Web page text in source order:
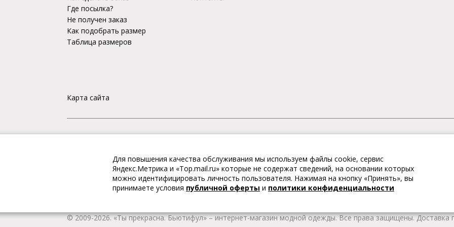
Где посылка?
Не получен заказ
Как подобрать размер
Таблица размеров
Карта сайта
Интернет магазин «Ты прекрасна. Бьютифул» – это коллекции модной женской, мужской, детской одежды и
одежду и обувь, Вы гарантированно получаете качественные товары из Европы по привлекательным
качественную и стильную одежду европейских брендов. В каталоге представлена модная одежда различных
наличии всегда имеется широкий ассортимент удобной женской и мужской обуви на любой сезон. Весь
© 2009-2026. «Ты прекрасна. Бьютифул» – интернет-магазин модной одежды. Все права защищены. Доставка
Для повышения качества обслуживания мы используем файлы cookie, сервис
Яндекс.Метрика и «Top.mail.ru» которые не содержат сведений, на основании которых
можно идентифицировать личность пользователя. Нажимая на кнопку «Принять», вы
принимаете условия публичной оферты и политики конфиденциальности